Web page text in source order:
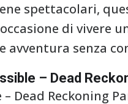
spettacolari,
di vivere
senza
– Dead
Dead Reckoning